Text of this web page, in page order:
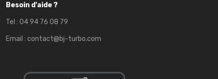
Besoin d'aide ?
Tel : 04 94 76 08 79
Email : contact@bj-turbo.com